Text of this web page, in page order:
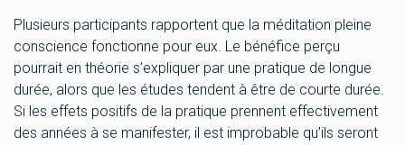
Plusieurs participants rapportent que la méditation pleine
conscience fonctionne pour eux. Le bénéfice perçu
pourrait en théorie s’expliquer par une pratique de longue
durée, alors que les études tendent à être de courte durée.
Si les effets positifs de la pratique prennent effectivement
des années à se manifester, il est improbable qu’ils seront